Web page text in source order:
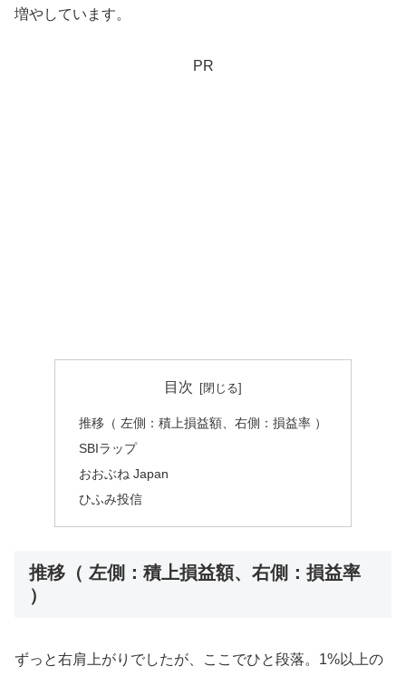
増やしています。
PR
目次
推移（ 左側：積上損益額、右側：損益率 ）
SBIラップ
おおぶね Japan
ひふみ投信
推移（ 左側：積上損益額、右側：損益率
）
ずっと右肩上がりでしたが、ここでひと段落。1%以上の